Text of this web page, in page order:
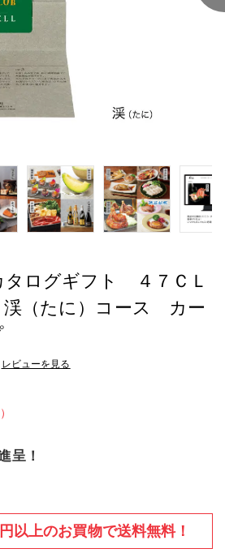
タログギフト ４７ＣＬ
（たに）コース カー
レビューを見る
呈！
以上のお買物で送料無料！